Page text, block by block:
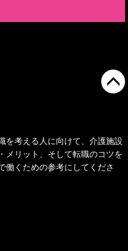
を考える人に向けて、介護施設
メリット、そして転職のコツを
働くための参考にしてくださ